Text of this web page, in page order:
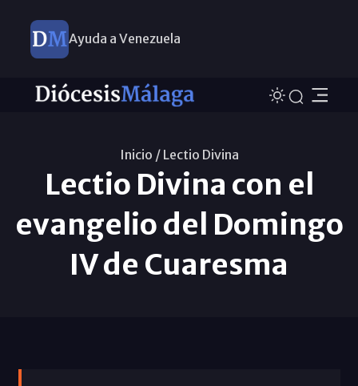
Ayuda a Venezuela
Inicio / Lectio Divina
Lectio Divina con el
evangelio del Domingo
IV de Cuaresma